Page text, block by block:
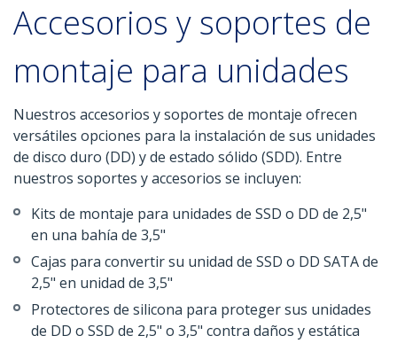
Accesorios y soportes de
montaje para unidades
Nuestros accesorios y soportes de montaje ofrecen
versátiles opciones para la instalación de sus unidades
de disco duro (DD) y de estado sólido (SDD). Entre
nuestros soportes y accesorios se incluyen:
Kits de montaje para unidades de SSD o DD de 2,5"
en una bahía de 3,5"
Cajas para convertir su unidad de SSD o DD SATA de
2,5" en unidad de 3,5"
Protectores de silicona para proteger sus unidades
de DD o SSD de 2,5" o 3,5" contra daños y estática